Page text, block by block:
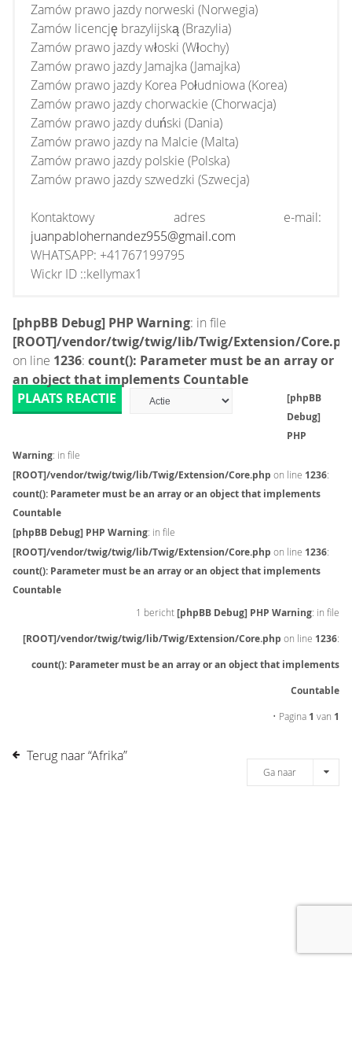
Zamów prawo jazdy norweski (Norwegia)
Zamów licencję brazylijską (Brazylia)
Zamów prawo jazdy włoski (Włochy)
Zamów prawo jazdy Jamajka (Jamajka)
Zamów prawo jazdy Korea Południowa (Korea)
Zamów prawo jazdy chorwackie (Chorwacja)
Zamów prawo jazdy duński (Dania)
Zamów prawo jazdy na Malcie (Malta)
Zamów prawo jazdy polskie (Polska)
Zamów prawo jazdy szwedzki (Szwecja)
Kontaktowy adres e-mail:
juanpablohernandez955@gmail.com
WHATSAPP: +41767199795
Wickr ID ::kellymax1
[phpBB Debug] PHP Warning: in file
[ROOT]/vendor/twig/twig/lib/Twig/Extension/
on line 1236: count(): Parameter must be an array or
an object that implements Countable
PLAATS REACTIE
[phpBB
Debug]
PHP
Warning: in file
[ROOT]/vendor/twig/twig/lib/Twig/Extension/Core.php on line 1236:
count(): Parameter must be an array or an object that implements
Countable
[phpBB Debug] PHP Warning: in file
[ROOT]/vendor/twig/twig/lib/Twig/Extension/Core.php on line 1236:
count(): Parameter must be an array or an object that implements
Countable
1 bericht[phpBB Debug] PHP Warning: in file
[ROOT]/vendor/twig/twig/lib/Twig/Extension/Core.php on line 1236:
count(): Parameter must be an array or an object that implements
Countable
• Pagina 1 van 1
Terug naar “Afrika”
Ga naar